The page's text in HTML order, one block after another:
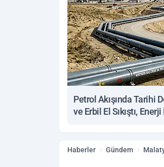
Petrol Akışında Tarihi
ve Erbil El Sıkıştı,
Haberler Gündem